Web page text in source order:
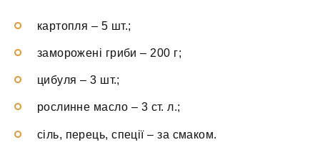
картопля – 5 шт.;
заморожені гриби – 200 г;
цибуля – 3 шт.;
рослинне масло – 3 ст. л.;
сіль, перець, спеції – за смаком.